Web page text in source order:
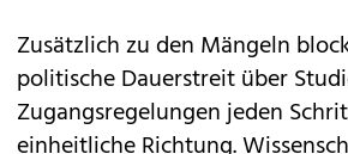
Zusätzlich zu den Mängeln
politische Dauerstreit über
Zugangsregelungen jeden